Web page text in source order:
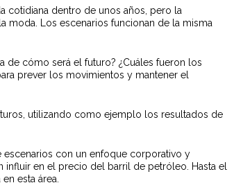
cotidiana dentro de unos años, pero la
moda. Los escenarios funcionan de la misma
de cómo será el futuro? ¿Cuáles fueron los
prever los movimientos y mantener el
utilizando como ejemplo los resultados de
con un enfoque corporativo y
en el precio del barril de petróleo. Hasta el
esta área.